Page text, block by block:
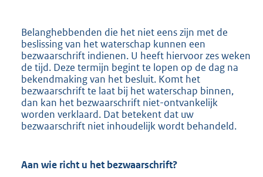
Belanghebbenden die het niet eens zijn met de
beslissing van het waterschap kunnen een
bezwaarschrift indienen. U heeft hiervoor zes weken
de tijd. Deze termijn begint te lopen op de dag na
bekendmaking van het besluit. Komt het
bezwaarschrift te laat bij het waterschap binnen,
dan kan het bezwaarschrift niet-ontvankelijk
worden verklaard. Dat betekent dat uw
bezwaarschrift niet inhoudelijk wordt behandeld.
Aan wie richt u het bezwaarschrift?